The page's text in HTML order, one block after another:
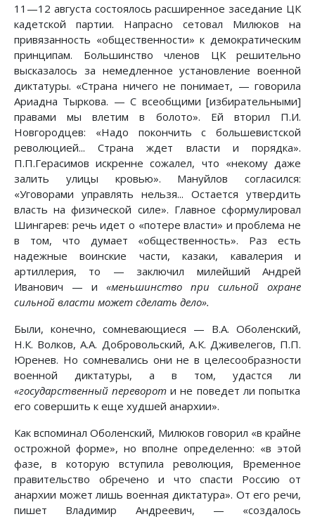
11—12 августа состоялось расширенное заседание ЦК
кадетской партии. Напрасно сетовал Милюков на
привязанность «общественности» к демократическим
принципам. Большинство членов ЦК решительно
высказалось за немедленное установление военной
диктатуры. «Страна ничего не понимает, — говорила
Ариадна Тыркова. — С всеобщими [избирательными]
правами мы влетим в болото». Ей вторил П.И.
Новгородцев: «Надо покончить с большевистской
революцией... Страна ждет власти и порядка».
П.П.Герасимов искренне сожалел, что «некому даже
залить улицы кровью». Мануйлов согласился:
«Уговорами управлять нельзя... Остается утвердить
власть на физической силе». Главное сформулировал
Шингарев: речь идет о «потере власти» и проблема не
в том, что думает «общественность». Раз есть
надежные воинские части, казаки, кавалерия и
артиллерия, то — заключил милейший Андрей
Иванович — и «меньшинство при сильной охране
сильной власти может сделать дело».
Были, конечно, сомневающиеся — В.А. Оболенский,
Н.К. Волков, А.А. Добровольский, А.К. Дживелегов, П.П.
Юренев. Но сомневались они не в целесообразности
военной диктатуры, а в том, удастся ли
«государственный переворот и не поведет ли попытка
его совершить к еще худшей анархии».
Как вспоминал Оболенский, Милюков говорил «в крайне
острожной форме», но вполне определенно: «в этой
фазе, в которую вступила революция, Временное
правительство обречено и что спасти Россию от
анархии может лишь военная диктатура». От его речи,
пишет Владимир Андреевич, — «создалось